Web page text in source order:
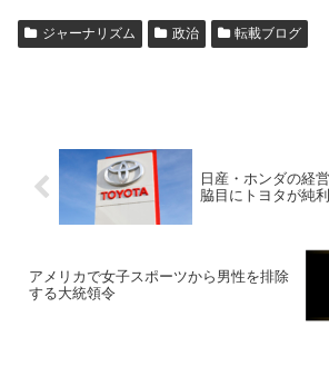
ジャーナリズム 政治 転載ブログ
日産・ホンダの経
脇目にトヨタが純
アメリカで女子スポーツから男性を排除
する大統領令